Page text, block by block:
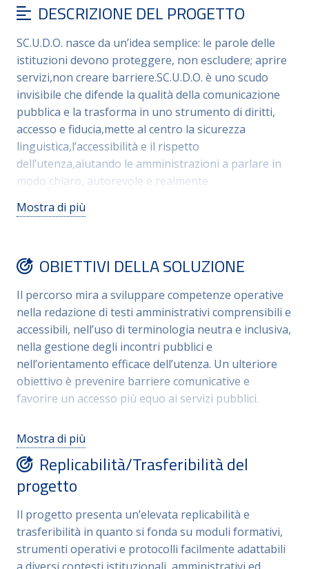
DESCRIZIONE DEL PROGETTO
SC.U.D.O. nasce da un’idea semplice: le parole delle
istituzioni devono proteggere, non escludere; aprire
servizi,non creare barriere.SC.U.D.O. è uno scudo
invisibile che difende la qualità della comunicazione
pubblica e la trasforma in uno strumento di diritti,
accesso e fiducia,mette al centro la sicurezza
linguistica,l’accessibilità e il rispetto
dell’utenza,aiutando le amministrazioni a parlare in
modo chiaro, autorevole e realmente
inclusiva,protocolli per l’orientamento dell’utenza –
pubbliche,e strumenti per verificare l’accessibilità di
scenari reali trasformando la comunicazione
istituzionale in uno spazio di chiarezza, dignità e
accoglienza.Forma professionisti pubblici capaci di
costruire istituzioni più comprensibili, più giuste e
più vicine alle persone.
Mostra di più
OBIETTIVI DELLA SOLUZIONE
Il percorso mira a sviluppare competenze operative
nella redazione di testi amministrativi comprensibili e
accessibili, nell’uso di terminologia neutra e inclusiva,
nella gestione degli incontri pubblici e
nell’orientamento efficace dell’utenza. Un ulteriore
obiettivo è prevenire barriere comunicative e
favorire un accesso più equo ai servizi pubblici.
funzionari della Pubblica Amministrazione, in
particolare personale impegnato in attività di front
office, comunicazione istituzionale, segreterie, servizi
agli studenti e ai cittadini. Il progetto è rivolto in
primo luogo a Università, Regione e altre
amministrazioni del territorio molisano, con l’intento
di coinvolgere progressivamente operatori pubblici
che gestiscono relazioni dirette con un’utenza ampia
Mostra di più
Replicabilità/Trasferibilità del
progetto
Il progetto presenta un’elevata replicabilità e
trasferibilità in quanto si fonda su moduli formativi,
strumenti operativi e protocolli facilmente adattabili